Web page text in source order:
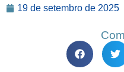
19 de setembro de 2025